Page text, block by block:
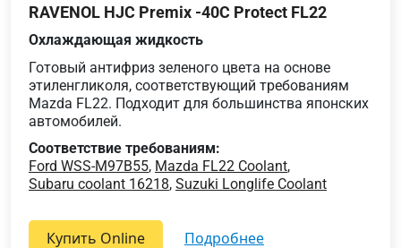
RAVENOL HJC Premix -40C Protect FL22
Охлаждающая жидкость
Готовый антифриз зеленого цвета на основе
этиленгликоля, соответствующий требованиям
Mazda FL22. Подходит для большинства японских
автомобилей.
Соответствие требованиям:
Ford WSS-M97B55, Mazda FL22 Coolant,
Subaru coolant 16218, Suzuki Longlife Coolant
Купить Online подробнее